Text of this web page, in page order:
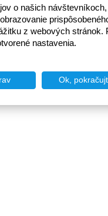
o našich
z webových stránok.
nastavenia.
Ok,